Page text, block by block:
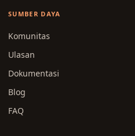
SUMBER DAYA
Komunitas
Ulasan
Dokumentasi
Blog
FAQ